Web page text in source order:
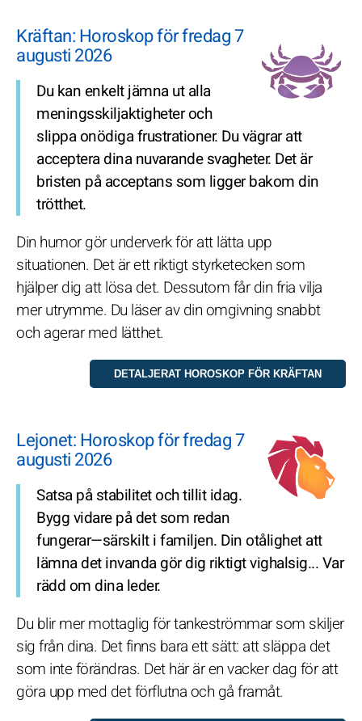
Kräftan: Horoskop för fredag 7
augusti 2026
Du kan enkelt jämna ut alla
meningsskiljaktigheter och
slippa onödiga frustrationer. Du vägrar att
acceptera dina nuvarande svagheter. Det är
bristen på acceptans som ligger bakom din
trötthet.
Din humor gör underverk för att lätta upp
situationen. Det är ett riktigt styrketecken som
hjälper dig att lösa det. Dessutom får din fria vilja
mer utrymme. Du läser av din omgivning snabbt
och agerar med lätthet.
Lejonet: Horoskop för fredag 7
augusti 2026
Satsa på stabilitet och tillit idag.
Bygg vidare på det som redan
fungerar—särskilt i familjen. Din otålighet att
lämna det invanda gör dig riktigt vighalsig... Var
rädd om dina leder.
Du blir mer mottaglig för tankeströmmar som skiljer
sig från dina. Det finns bara ett sätt: att släppa det
som inte förändras. Det här är en vacker dag för att
göra upp med det förflutna och gå framåt.